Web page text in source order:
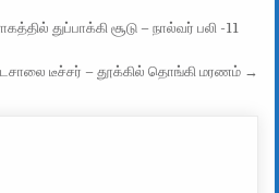
துப்பாக்கி சூடு – நால்வர் பலி -11
டீச்சர் – தூக்கில் தொங்கி மரணம் →